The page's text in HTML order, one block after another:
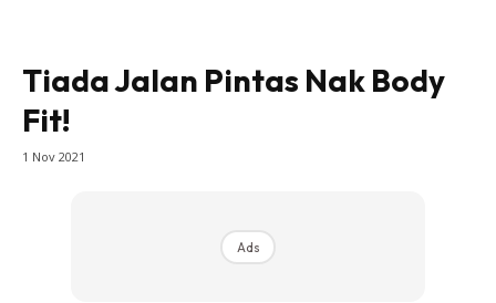
Tiada Jalan Pintas Nak Body
Fit!
1 Nov 2021
Ads